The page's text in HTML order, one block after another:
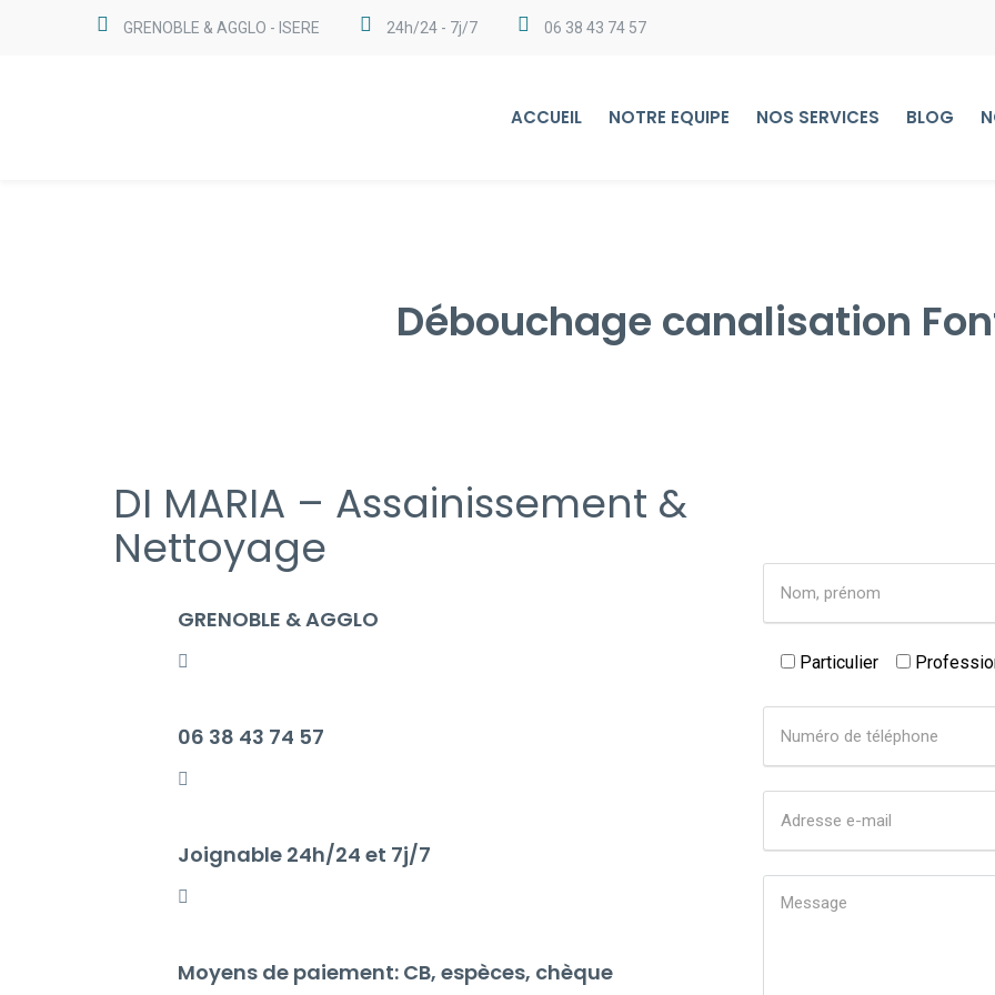
GRENOBLE & AGGLO - ISERE 24h/24 - 7j/7 06 38 43 74 57
ACCUEIL NOTRE EQUIPE NOS SERVICES BLOG
Débouchage canalisation
DI MARIA – Assainissement &
Nettoyage
GRENOBLE & AGGLO
06 38 43 74 57
Joignable 24h/24 et 7j/7
Moyens de paiement: CB, espèces, chèque
Particulier